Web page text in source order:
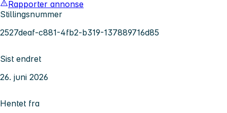
Rapporter annonse
Stillingsnummer
2527deaf-c881-4fb2-b319-137889716d85
Sist endret
26. juni 2026
Hentet fra